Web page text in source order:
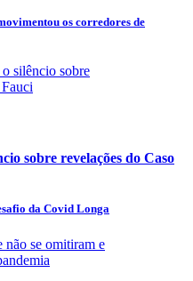
os corredores de
sobre revelações do Caso
da Covid Longa